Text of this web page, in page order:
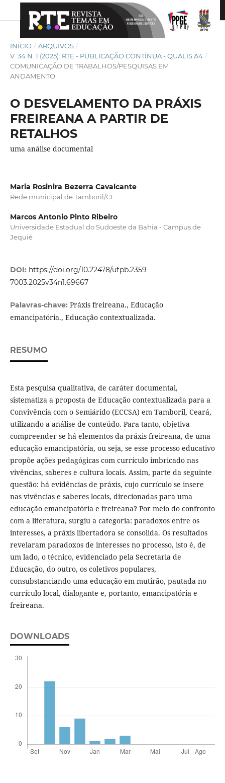
INÍCIO / ARQUIVOS /
V. 34 N. 1 (2025): RTE - PUBLICAÇÃO CONTÍNUA - QUALIS A4 /
COMUNICAÇÃO DE TRABALHOS/PESQUISAS EM
ANDAMENTO
O DESVELAMENTO DA PRÁXIS
FREIREANA A PARTIR DE
RETALHOS
uma análise documental
Maria Rosinira Bezerra Cavalcante
Rede municipal de Tamboril/CE
Marcos Antonio Pinto Ribeiro
Universidade Estadual do Sudoeste da Bahia - Campus de
Jequié
DOI: https://doi.org/10.22478/ufpb.2359-
7003.2025v34n1.69667
Palavras-chave: Práxis freireana., Educação
emancipatória., Educação contextualizada.
RESUMO
Esta pesquisa qualitativa, de caráter documental,
sistematiza a proposta de Educação contextualizada para a
Convivência com o Semiárido (ECCSA) em Tamboril, Ceará,
utilizando a análise de conteúdo. Para tanto, objetiva
compreender se há elementos da práxis freireana, de uma
educação emancipatória, ou seja, se esse processo educativo
propõe ações pedagógicas com currículo imbricado nas
vivências, saberes e cultura locais. Assim, parte da seguinte
questão: há evidências de práxis, cujo currículo se insere
nas vivências e saberes locais, direcionadas para uma
educação emancipatória e freireana? Por meio do confronto
com a literatura, surgiu a categoria: paradoxos entre os
interesses, a práxis libertadora se consolida. Os resultados
revelaram paradoxos de interesses no processo, isto é, de
um lado, o técnico, evidenciado pela Secretaria de
Educação, do outro, os coletivos populares,
consubstanciando uma educação em mutirão, pautada no
currículo local, dialogante e, portanto, emancipatória e
freireana.
DOWNLOADS